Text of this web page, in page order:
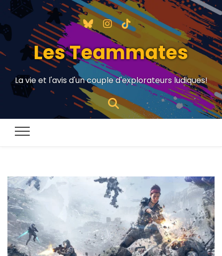
Les Teammates
La vie et l'avis d'un couple d'explorateurs ludiques!